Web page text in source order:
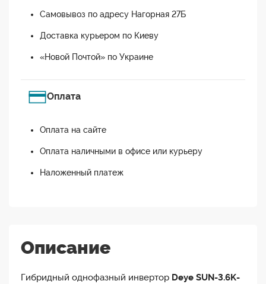
Самовывоз по адресу Нагорная 27Б
Доставка курьером по Киеву
«Новой Почтой» по Украине
Оплата
Оплата на сайте
Оплата наличными в офисе или курьеру
Наложенный платеж
Описание
Гибридный однофазный инвертор Deye SUN-3.6K-